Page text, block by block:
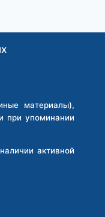
материалы),
при упоминании
активной